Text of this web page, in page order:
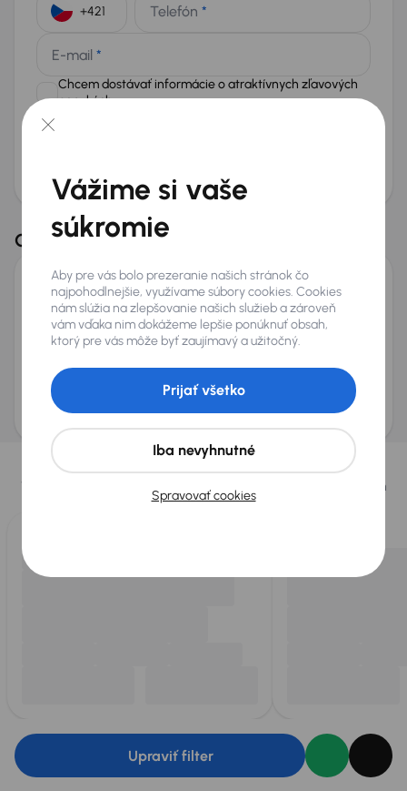
Telefón *
E-mail *
Chcem dostávať informácie o atraktívnych zľavových
ponukách
spracovania
osobných údajov
Odporúčané vozidlá z ďalších trhov
Možnosť odpočtu DPH
Maserati Grecale
202250 895 km Automat Benzín + HybridnéModena 243 kW
+5 ďalších
Mesačná splátka
na mieru
Akciová cena na úver
55 800 €
Vybrali sme pre vás
Vyberáme pre vás tie najlepšie vozidlá
z našej ponuky. Každý deň
pre vás vykúpimeaž 400 vozidiel
Upraviť filter
Vážime si vaše
súkromie
Aby pre vás bolo prezeranie našich stránok čo
najpohodlnejšie, využívame súbory cookies. Cookies
nám slúžia na zlepšovanie našich služieb a zároveň
vám vďaka nim dokážeme lepšie ponúknuť obsah,
ktorý pre vás môže byť zaujímavý a užitočný.
Spravovať cookies
Iba nevyhnutné
Prijať všetko